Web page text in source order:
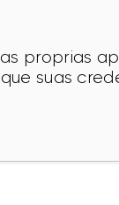
proprias
suas